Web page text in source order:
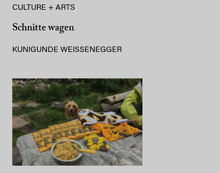
CULTURE + ARTS
Schnitte wagen
KUNIGUNDE WEISSENEGGER